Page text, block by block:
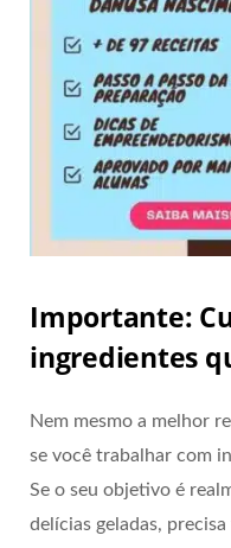
Importante:
ingredientes
Nem mesmo a melhor
se você trabalhar com
Se o seu objetivo é
delícias geladas,